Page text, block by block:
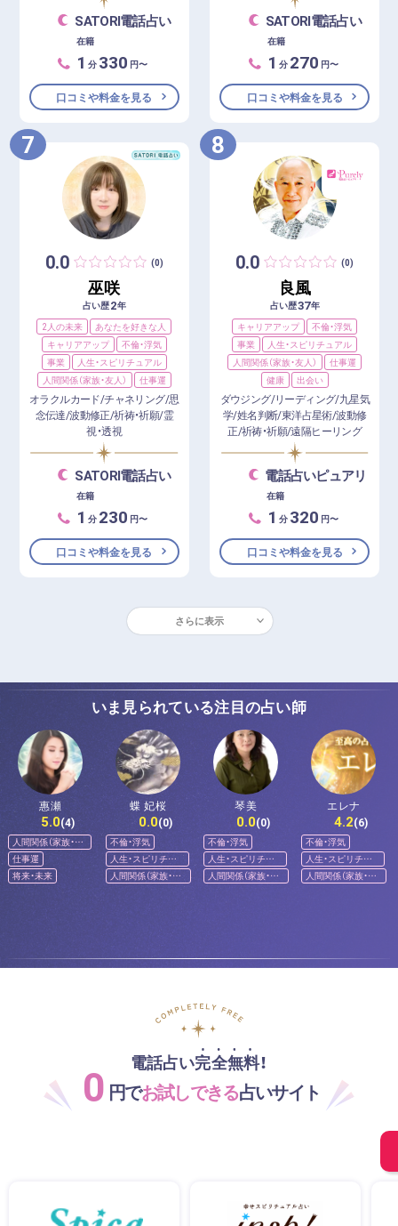
SATORI電話占い
在籍
1 分 330 円〜
口コミや料金を見る
SATORI電話占い
在籍
1 分 270 円〜
口コミや料金を見る
7
0.0 (0)
巫咲
占い歴2年
2人の未来
あなたを好きな人
キャリアアップ
不倫・浮気
事業
人生・スピリチュアル
人間関係（家族・友人）
仕事運
オラクルカード/チャネリング/思
念伝達/波動修正/祈祷・祈願/霊
視・透視
SATORI電話占い
在籍
1 分 230 円〜
口コミや料金を見る
8
0.0 (0)
良風
占い歴37年
キャリアアップ
不倫・浮気
事業
人生・スピリチュアル
人間関係（家族・友人）
仕事運
健康
出会い
ダウジング/リーディング/九星気
学/姓名判断/東洋占星術/波動修
正/祈祷・祈願/遠隔ヒーリング
電話占いピュアリ
在籍
1 分 320 円〜
口コミや料金を見る
さらに表示
いま見られている注目の占い師
惠瀬
5.0(4)
人間関係（家族・友
人）
仕事運
将来・未来
蝶 妃桜
0.0(0)
不倫・浮気
人生・スピリチュ
アル
人間関係（家族・友
人）
琴美
0.0(0)
不倫・浮気
人生・スピリチュ
アル
人間関係（家族・友
人）
エレナ
4.2(6)
不倫・浮気
人生・スピリチュ
アル
人間関係（家族・友
人）
電話占い完全無料！
0 円でお試しできる占いサイト